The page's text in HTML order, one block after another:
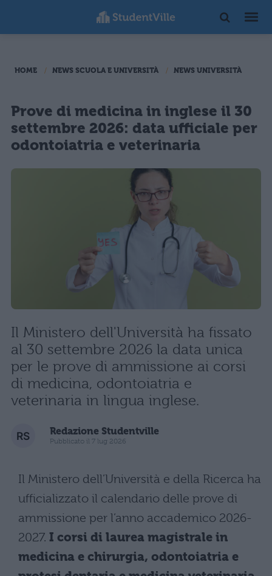
HOME NEWS SCUOLA E UNIVERSITÀ NEWS UNIVERSITÀ
Prove di medicina in inglese il 30
settembre 2026: data ufficiale per
odontoiatria e veterinaria
Il Ministero dell'Università ha fissato
al 30 settembre 2026 la data unica
per le prove di ammissione ai corsi
di medicina, odontoiatria e
veterinaria in lingua inglese.
Redazione Studentville
Pubblicato il 7 lug 2026
Il Ministero dell’Università e della Ricerca ha
ufficializzato il calendario delle prove di
ammissione per l’anno accademico 2026-
2027. I corsi di laurea magistrale in
medicina e chirurgia, odontoiatria e